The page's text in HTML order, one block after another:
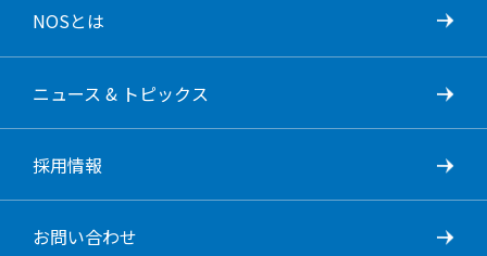
NOSとは
ニュース & トピックス
採用情報
お問い合わせ